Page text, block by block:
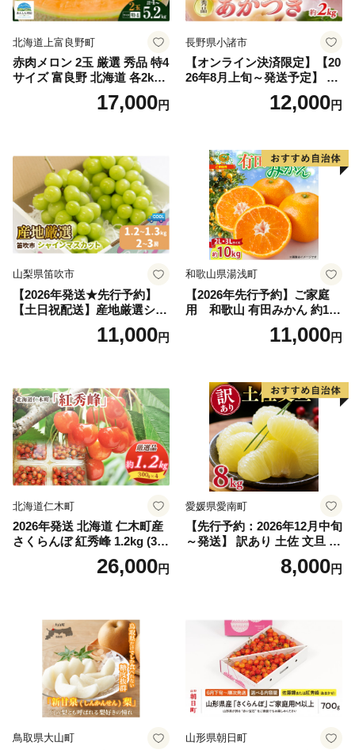
北海道上富良野町
赤肉メロン 2玉 厳選 秀品 特4
サイズ 富良野 北海道 各2kg
～2.6kg 2玉 セット ファーム
富良野 メロン めろん 果物 く
17,000円
長野県小諸市
【オンライン決済限定】【20
26年8月上旬～発送予定】 先
行予約 「浅間水蜜桃プレミ
アム」 もも あかつき 秀品 約
果肉 長野県産 小諸市
12,000円
山梨県笛吹市
【2026年発送★先行予約】
【土日祝配送】産地厳選シャ
インマスカット1.2kg～1.3kg
（2房～3房）※沖縄・離島配
笛吹市 山梨県 フルーツ 果物
ぶどう 葡萄 大粒 シャインマ
スカット おすすめ シャイン
マスカット 贈答 ギフト 産地
笛吹市 シャインマスカット
笛吹 葡萄 国産 ぶどう 人気
国産 1.2kg 先行｜
11,000円
和歌山県湯浅町
【2026年先行予約】ご家庭
用 和歌山 有田みかん 約10k
g (2L、3Lサイズ)【湯浅町】
11,000円
北海道仁木町
2026年発送 北海道 仁木町産
さくらんぼ 紅秀峰 1.2kg (300
g×4パック) Lサイズ以上 旬
桜桃 産地直送 サクランボ チ
26,000円
愛媛県愛南町
【先行予約：2026年12月中旬
～発送】 訳あり 土佐 文旦 8k
g (Mサイズ以上サイズミック
ス) 8000円 わけあり ぶんた
産 農家直送 期間限定 特産品
サイズミックス くらもとフ
ァーム 愛南町 愛媛県
8,000円
鳥取県大山町 山形県朝日町